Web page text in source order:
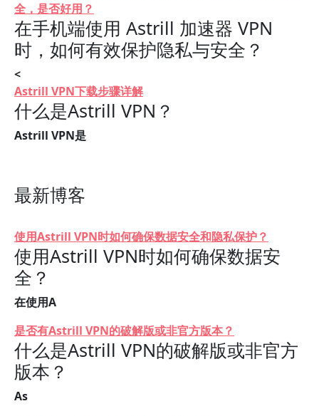
全，是否好用？
在手机端使用 Astrill 加速器 VPN
时，如何有效保护隐私与安全？
<
Astrill VPN下载步骤详解
什么是Astrill VPN？
Astrill VPN是
最新博客
使用Astrill VPN时如何确保数据安全和隐私保护？
使用Astrill VPN时如何确保数据安
全？
在使用A
是否有Astrill VPN的破解版或非官方版本？
什么是Astrill VPN的破解版或非官方
版本？
As